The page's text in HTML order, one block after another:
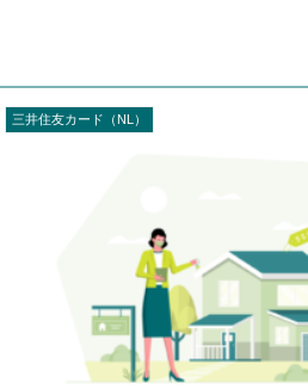
三井住友カード（NL）